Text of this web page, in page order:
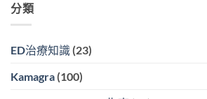
分類
ED治療知識 (23)
Kamagra (100)